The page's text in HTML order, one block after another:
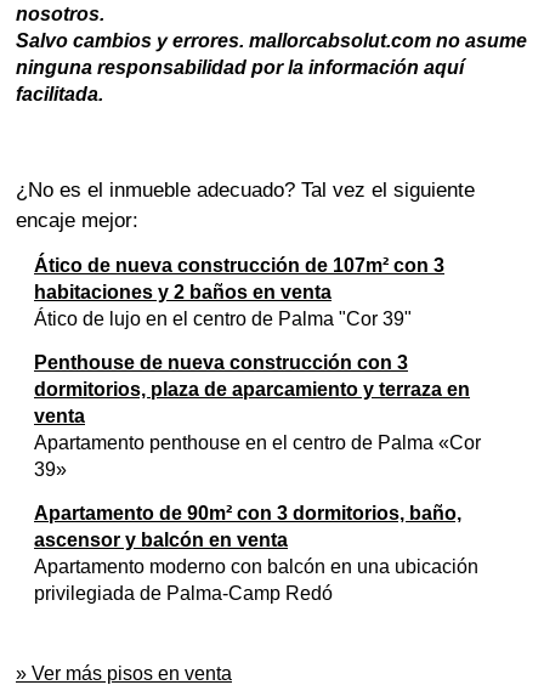
nosotros.
Salvo cambios y errores. mallorcabsolut.com no asume
ninguna responsabilidad por la información aquí
facilitada.
¿No es el inmueble adecuado? Tal vez el siguiente
encaje mejor:
Ático de nueva construcción de 107m² con 3
habitaciones y 2 baños en venta
Ático de lujo en el centro de Palma "Cor 39"
Penthouse de nueva construcción con 3
dormitorios, plaza de aparcamiento y terraza en
venta
Apartamento penthouse en el centro de Palma «Cor
39»
Apartamento de 90m² con 3 dormitorios, baño,
ascensor y balcón en venta
Apartamento moderno con balcón en una ubicación
privilegiada de Palma-Camp Redó
» Ver más pisos en venta